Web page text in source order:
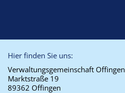
Hier finden Sie uns:
Verwaltungsgemeinschaft Offingen
Marktstraße 19
89362 Offingen